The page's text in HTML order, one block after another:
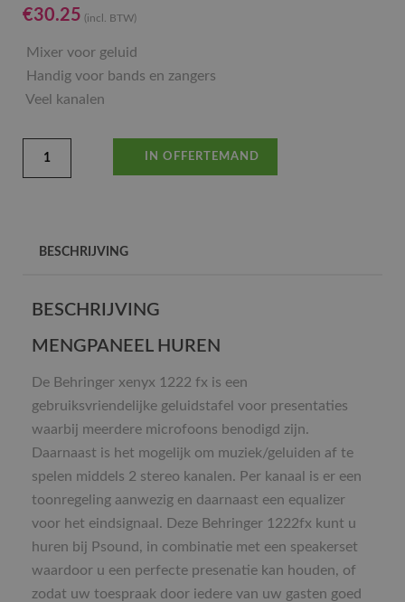
€30.25 (incl. BTW)
Mixer voor geluid
Handig voor bands en zangers
Veel kanalen
IN OFFERTEMAND
BESCHRIJVING
BESCHRIJVING
MENGPANEEL HUREN
De Behringer xenyx 1222 fx is een
gebruiksvriendelijke geluidstafel voor presentaties
waarbij meerdere microfoons benodigd zijn.
Daarnaast is het mogelijk om muziek/geluiden af te
spelen middels 2 stereo kanalen. Per kanaal is er een
toonregeling aanwezig en daarnaast een equalizer
voor het eindsignaal. Deze Behringer 1222fx kunt u
huren bij Psound, in combinatie met een speakerset
waardoor u een perfecte presenatie kan houden, of
zodat uw toespraak door iedere van uw gasten goed